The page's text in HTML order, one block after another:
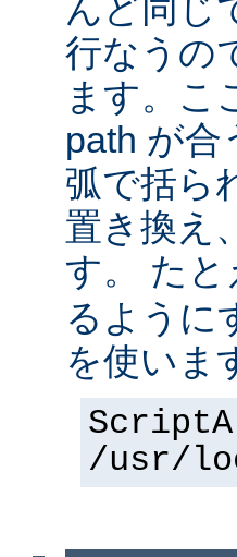
んど同じ
行なうの
ます。こ
path が合
弧で括ら
置き換え
す。 たと
るように
を使いま
/usr/